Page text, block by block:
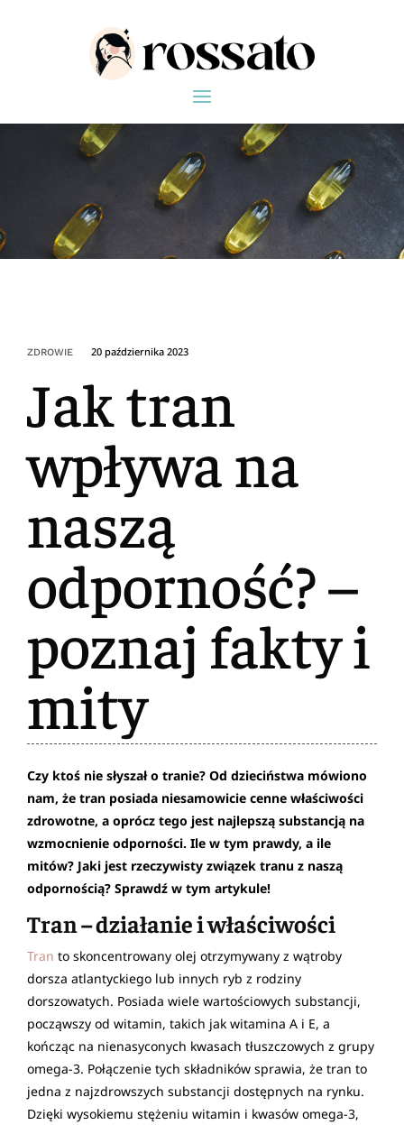
ZDROWIE 20 października 2023
Jak tran
wpływa na
naszą
odporność? –
poznaj fakty i
mity
Czy ktoś nie słyszał o tranie? Od dzieciństwa mówiono
nam, że tran posiada niesamowicie cenne właściwości
zdrowotne, a oprócz tego jest najlepszą substancją na
wzmocnienie odporności. Ile w tym prawdy, a ile
mitów? Jaki jest rzeczywisty związek tranu z naszą
odpornością? Sprawdź w tym artykule!
Tran – działanie i właściwości
Tran to skoncentrowany olej otrzymywany z wątroby
dorsza atlantyckiego lub innych ryb z rodziny
dorszowatych. Posiada wiele wartościowych substancji,
począwszy od witamin, takich jak witamina A i E, a
kończąc na nienasyconych kwasach tłuszczowych z grupy
omega-3. Połączenie tych składników sprawia, że tran to
jedna z najzdrowszych substancji dostępnych na rynku.
Dzięki wysokiemu stężeniu witamin i kwasów omega-3,